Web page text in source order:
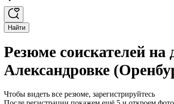
Найти
Резюме соискателей
Александровке
Чтобы видеть все резюме, зарегистрируйтесь